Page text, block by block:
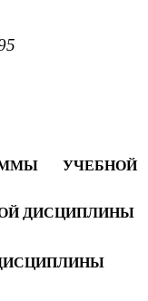
УЧЕБНОЙ
ДИСЦИПЛИНЫ